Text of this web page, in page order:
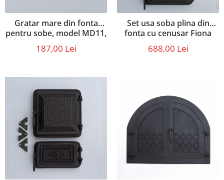
Gratar mare din fonta
pentru sobe, model MD11,
dimensiuni 36 x 24,5 cm
187,00 Lei
Set usa soba plina din
fonta cu cenusar Fiona
688,00 Lei